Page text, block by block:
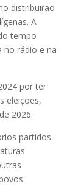
distribuirão
A
tempo
no rádio e na
por ter
eleições,
2026.
partidos